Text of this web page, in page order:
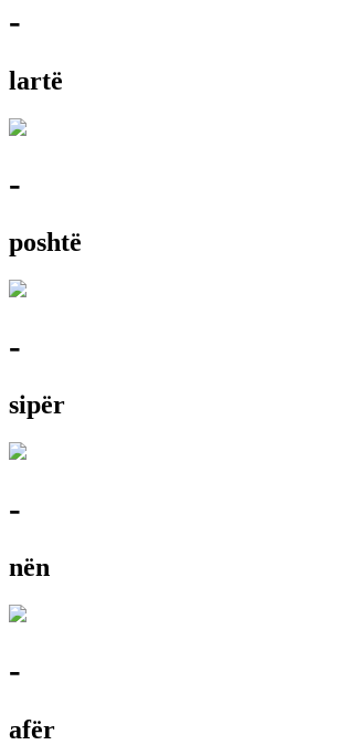
-
lartë
-
poshtë
-
sipër
-
nën
-
afër